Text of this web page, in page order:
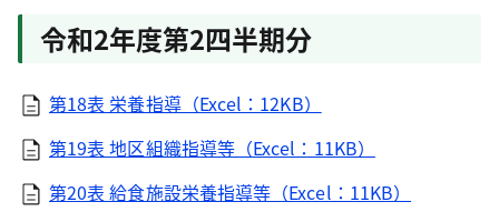
令和2年度第2四半期分
第18表 栄養指導（Excel：12KB）
第19表 地区組織指導等（Excel：11KB）
第20表 給食施設栄養指導等（Excel：11KB）